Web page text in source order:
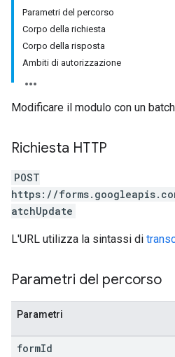
Parametri del percorso
Corpo della richiesta
Corpo della risposta
Ambiti di autorizzazione
Modificare il modulo con un
Richiesta HTTP
POST
https://
atchUpdate
L'URL utilizza la sintassi di
Parametri del percorso
Parametri
formId